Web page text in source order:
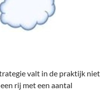
valt in de praktijk niet
rij met een aantal